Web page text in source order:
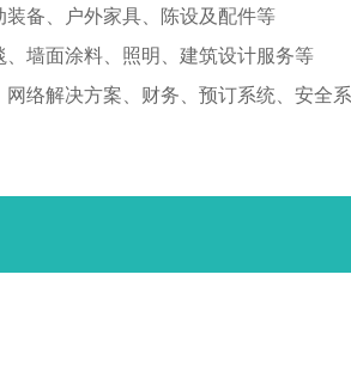
备、户外家具、陈设及配件等
墙面涂料、照明、建筑设计服务等
络解决方案、财务、预订系统、安全